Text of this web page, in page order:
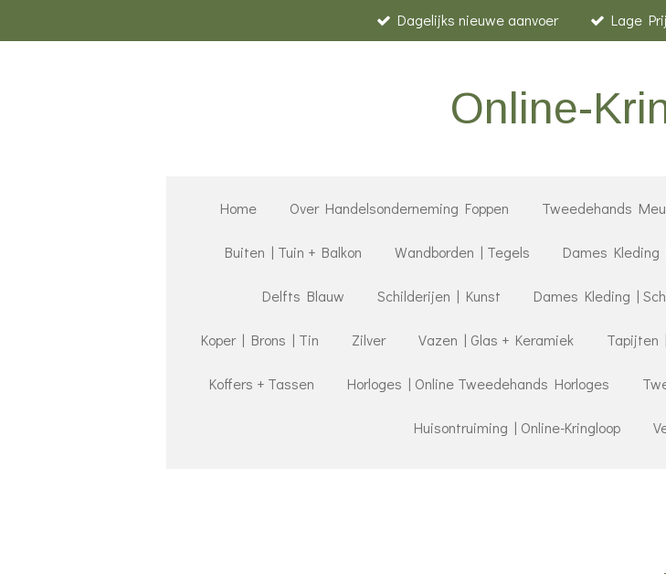
direct
Dagelijks nieuwe aanvoer Lage
Online-
Home Over Handelsonderneming Foppen Tweedehands
Buiten | Tuin + Balkon Wandborden | Tegels Dames
Delfts Blauw Schilderijen | Kunst Dames Kleding |
Koper | Brons | Tin Zilver Vazen | Glas + Keramiek Tapijten
Koffers + Tassen Horloges | Online Tweedehands Horloges
Huisontruiming | Online-Kringloop